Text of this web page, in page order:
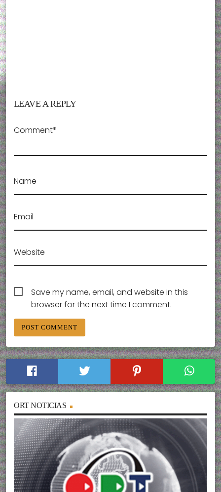
LEAVE A REPLY
Comment*
Name
Email
Website
Save my name, email, and website in this
browser for the next time I comment.
ORT NOTICIAS